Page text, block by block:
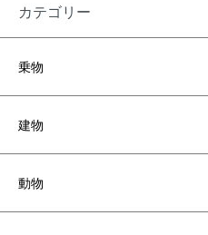
カテゴリー
乗物
建物
動物